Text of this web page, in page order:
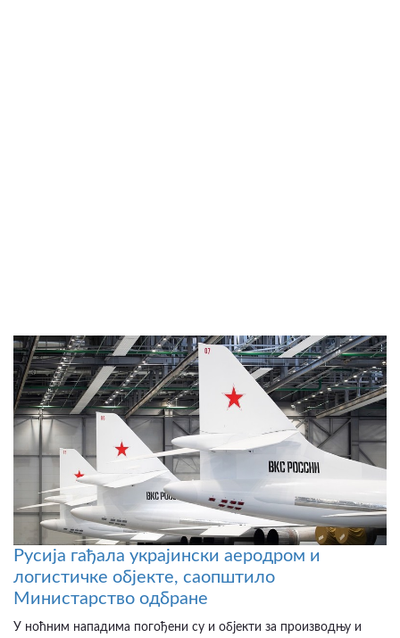
Русија гађала украјински аеродром и
логистичке објекте, саопштило
Министарство одбране
У ноћним нападима погођени су и објекти за производњу и